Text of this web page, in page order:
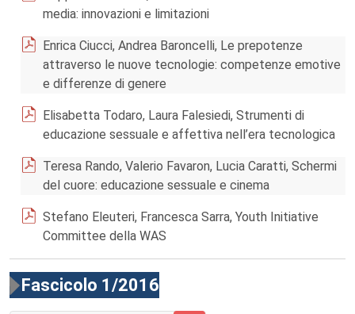
media: innovazioni e limitazioni
Enrica Ciucci, Andrea Baroncelli, Le prepotenze
attraverso le nuove tecnologie: competenze emotive
e differenze di genere
Elisabetta Todaro, Laura Falesiedi, Strumenti di
educazione sessuale e affettiva nell’era tecnologica
Teresa Rando, Valerio Favaron, Lucia Caratti, Schermi
del cuore: educazione sessuale e cinema
Stefano Eleuteri, Francesca Sarra, Youth Initiative
Committee della WAS
Fascicolo 1/2016